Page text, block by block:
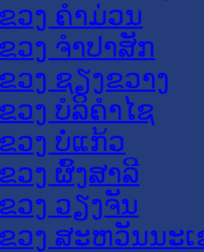
ວງ ຄໍາມ່ວນ
ວງ ຈໍາປາສັກ
ວງ ຊຽງຂວາງ
ວງ ບໍລິຄໍາໄຊ
ວງ ບໍ່ແກ້ວ
ວງ ຜົ້ງສາລີ
ວງ ວຽງຈັນ
ວງ ສະຫວັນນະ